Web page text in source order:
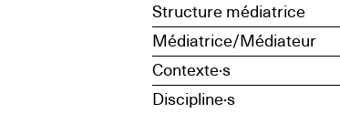
Structure médiatrice
Médiatrice/Médiateur
Contexte·s
Discipline·s